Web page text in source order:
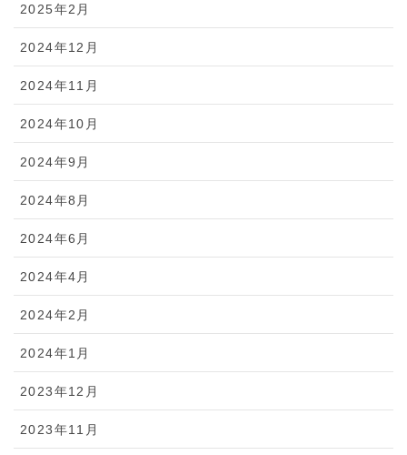
2025年2月
2024年12月
2024年11月
2024年10月
2024年9月
2024年8月
2024年6月
2024年4月
2024年2月
2024年1月
2023年12月
2023年11月